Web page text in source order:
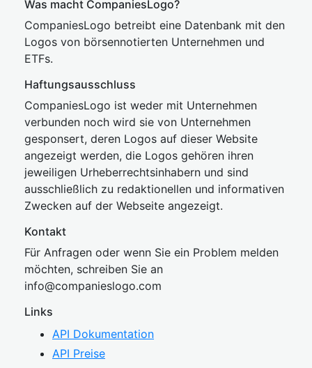
Was macht CompaniesLogo?
CompaniesLogo betreibt eine Datenbank mit den
Logos von börsennotierten Unternehmen und
ETFs.
Haftungsausschluss
CompaniesLogo ist weder mit Unternehmen
verbunden noch wird sie von Unternehmen
gesponsert, deren Logos auf dieser Website
angezeigt werden, die Logos gehören ihren
jeweiligen Urheberrechtsinhabern und sind
ausschließlich zu redaktionellen und informativen
Zwecken auf der Webseite angezeigt.
Kontakt
Für Anfragen oder wenn Sie ein Problem melden
möchten, schreiben Sie an
info@companieslogo.com
Links
API Dokumentation
API Preise